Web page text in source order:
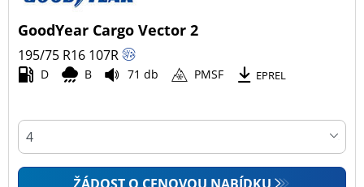
GoodYear Cargo Vector 2
195/75 R16 107R
D B 71 db PMSF EPREL